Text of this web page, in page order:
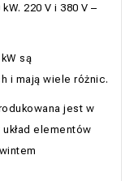
220 V i 380 V –
są
i mają wiele różnic.
jest w
elementów